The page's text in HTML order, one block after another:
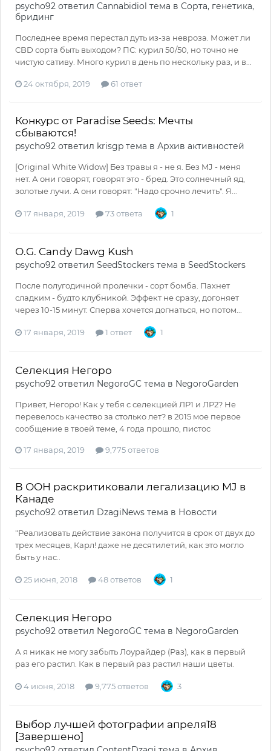
psycho92 ответил Cannabidiol тема в Сорта, генетика,
бридинг
Последнее время перестал дуть из-за невроза. Может ли
CBD сорта быть выходом? ПС: курил 50/50, но точно не
чистую сативу. Много курил в день по нескольку раз, и в...
24 октября, 2019 61 ответ
Конкурс от Paradise Seeds: Мечты
сбываются!
psycho92 ответил krisgp тема в Архив активностей
[Original White Widow] Без травы я - не я. Без MJ - меня
нет. А они говорят, говорят это - бред. Это солнечный яд,
золотые лучи. А они говорят: "Надо срочно лечить". Я...
17 января, 2019 73 ответа 1
О.G. Candy Dawg Kush
psycho92 ответил SeedStockers тема в SeedStockers
После полугодичной пролечки - сорт бомба. Пахнет
сладким - будто клубникой. Эффект не сразу, догоняет
через 10-15 минут. Сперва хочется догнаться, но потом...
17 января, 2019 1 ответ 1
Селекция Негоро
psycho92 ответил NegoroGC тема в NegoroGarden
Привет, Негоро! Как у тебя с селекцией ЛР1 и ЛР2? Не
перевелось качество за столько лет? в 2015 мое первое
сообщение в твоей теме, 4 года прошло, пистос
17 января, 2019 9,775 ответов
В ООН раскритиковали легализацию MJ в
Канаде
psycho92 ответил DzagiNews тема в Новости
"Реализовать действие закона получится в срок от двух до
трех месяцев, Карл! даже не десятилетий, как это могло
быть у нас..
25 июня, 2018 48 ответов 1
Селекция Негоро
psycho92 ответил NegoroGC тема в NegoroGarden
А я никак не могу забыть Лоурайдер (Раз), как в первый
раз его растил. Как в первый раз растил наши цветы.
4 июня, 2018 9,775 ответов 3
Выбор лучшей фотографии апреля`18
[Завершено]